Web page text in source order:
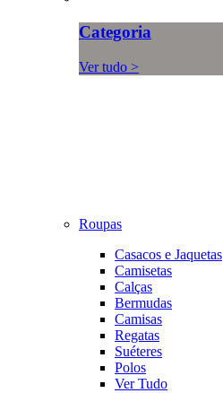
Categoria
Ver tudo >
Roupas
Casacos e Jaquetas
Camisetas
Calças
Bermudas
Camisas
Regatas
Suéteres
Polos
Ver Tudo